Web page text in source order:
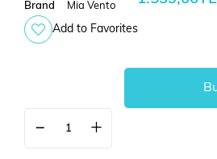
Brand Mia Vento
Add to Favorites